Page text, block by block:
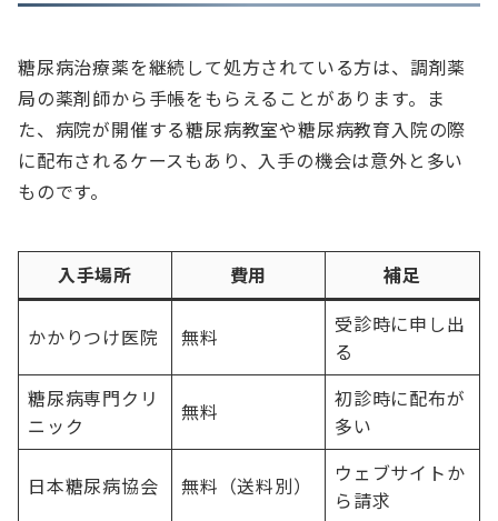
糖尿病治療薬を継続して処方されている方は、調剤薬
局の薬剤師から手帳をもらえることがあります。ま
た、病院が開催する糖尿病教室や糖尿病教育入院の際
に配布されるケースもあり、入手の機会は意外と多い
ものです。
入手場所 費用 補足
かかりつけ医院 無料
受診時に申し出
る
糖尿病専門クリ
ニック
無料
初診時に配布が
多い
日本糖尿病協会 無料（送料別）
ウェブサイトか
ら請求